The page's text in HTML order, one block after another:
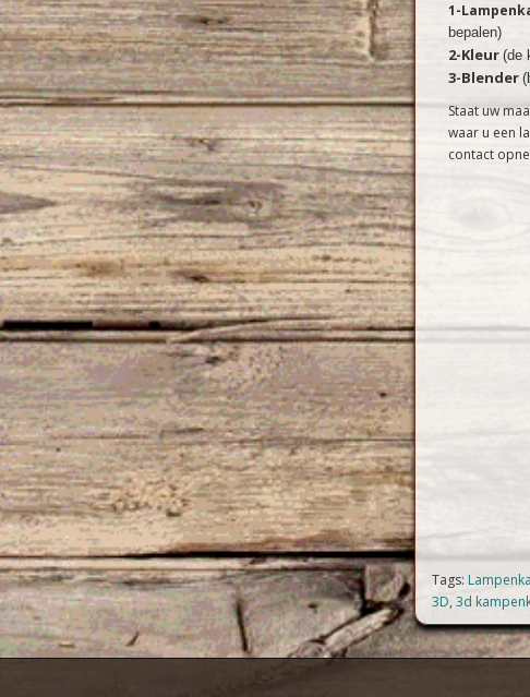
1-
bepalen)
2-Kleur (de
3-Blender
Staat uw
waar u een
contact
Tags:
3D, 3d